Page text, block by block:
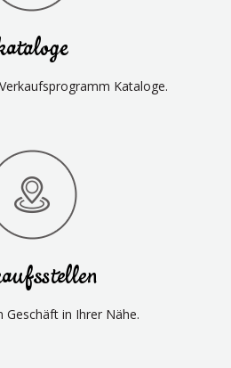
Kataloge.
Geschäft in Ihrer Nähe.